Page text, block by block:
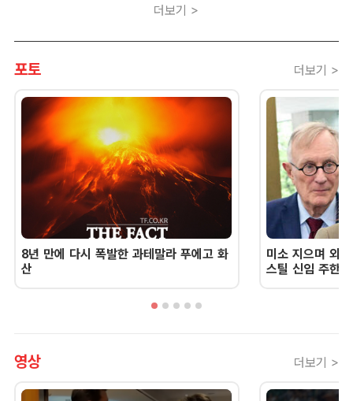
더보기 >
포토 더보기 >
8년 만에 다시 폭발한 과테말라 푸에고 화
산
미소 지으며 외
스틸 신임 주한
영상 더보기 >